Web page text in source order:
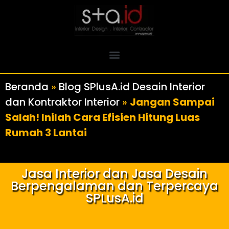
Beranda » Blog SPlusA.id Desain Interior
dan Kontraktor Interior » Jangan Sampai
Salah! Inilah Cara Efisien Hitung Luas
Rumah 3 Lantai
Jasa Interior dan Jasa Desain
Berpengalaman dan Terpercaya
SPLusA.id